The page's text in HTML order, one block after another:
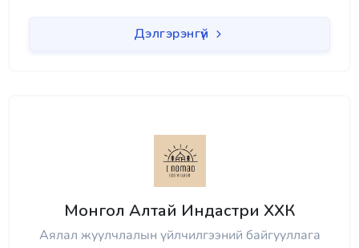
Дэлгэрэнгүй
Монгол Алтай Индастри ХХК
Аялал жуулчлалын үйлчилгээний байгууллага